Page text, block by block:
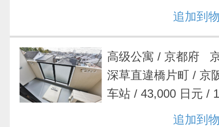
追加到
高级公寓/ 京都府
深草直違橋片町/ 京
车站/43,000 日元/
追加到